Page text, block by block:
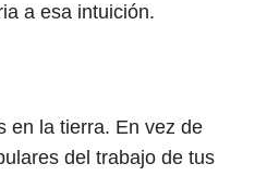
a esa intuición.
en la tierra. En vez de
del trabajo de tus